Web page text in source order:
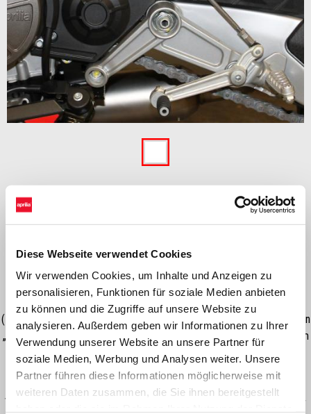
Diese Webseite verwendet Cookies
Wir verwenden Cookies, um Inhalte und Anzeigen zu
personalisieren, Funktionen für soziale Medien anbieten
zu können und die Zugriffe auf unsere Website zu
analysieren. Außerdem geben wir Informationen zu Ihrer
Verwendung unserer Website an unsere Partner für
soziale Medien, Werbung und Analysen weiter. Unsere
Partner führen diese Informationen möglicherweise mit
weiteren Daten zusammen, die Sie ihnen bereitgestellt
Item
Mit dieser Software kann der Quick-Shifter auch im umgekehrtem
Schaltschema genutzt werden. Durch Kauf der Software* erhält der
Kunde einen Code zur Umprogrammierung der Motorsteuereinheit
(ECU) des Fahrzeugs. Die Software bietet zugleich die Möglichkeit den
„Pit Limiter” zu aktivieren. Der Pit Limiter ermöglicht dem Fahrer beim
Betrieb seiner RS 660 auf der Rennstrecke, ein Speed Limit für das
Durchfahren der Boxengasse vorzuwählen.* Die Software kann
ausschließlich vom Aprilia Vertragspartner installiert werden!
Verwendbar nur für RS 660 mit voller Motorleistung 100 PS. Nicht für